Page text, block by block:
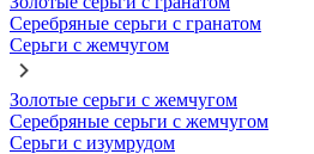
Серебряные серьги с гранатом
Серьги с жемчугом
Золотые серьги с жемчугом
Серебряные серьги с жемчугом
Серьги с изумрудом